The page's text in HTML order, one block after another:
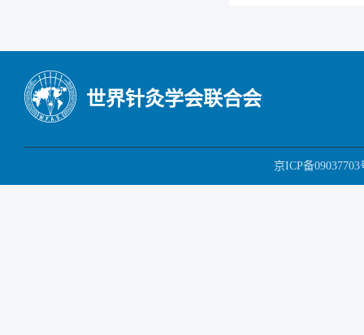
世界针灸学会联合会
京ICP备09037703